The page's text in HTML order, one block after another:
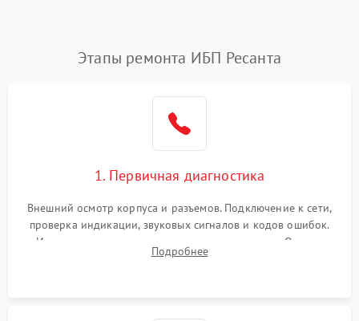
Этапы ремонта ИБП Ресанта
1. Первичная диагностика
Внешний осмотр корпуса и разъемов. Подключение к сети,
проверка индикации, звуковых сигналов и кодов ошибок.
Измерение входного и выходного напряжения. Оценка
реакции ИБП на отключение основного питания без
Подробнее